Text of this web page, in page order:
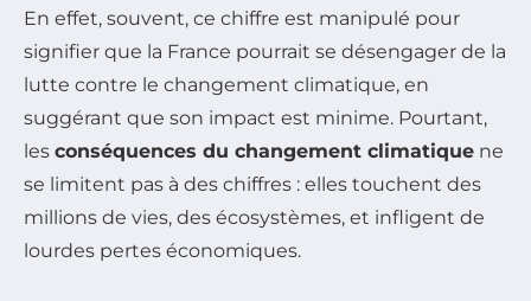
En effet, souvent, ce chiffre est manipulé pour
signifier que la France pourrait se désengager de la
lutte contre le changement climatique, en
suggérant que son impact est minime. Pourtant,
les conséquences du changement climatique ne
se limitent pas à des chiffres : elles touchent des
millions de vies, des écosystèmes, et infligent de
lourdes pertes économiques.